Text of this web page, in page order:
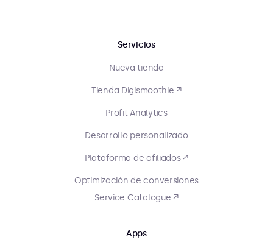
Servicios
Nueva tienda
Tienda Digismoothie ↗
Profit Analytics
Desarrollo personalizado
Plataforma de afiliados ↗
Optimización de conversiones
Service Catalogue ↗
Apps